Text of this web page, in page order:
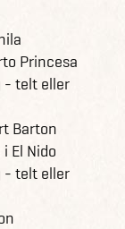
Princesa
- telt eller
Barton
El Nido
- telt eller